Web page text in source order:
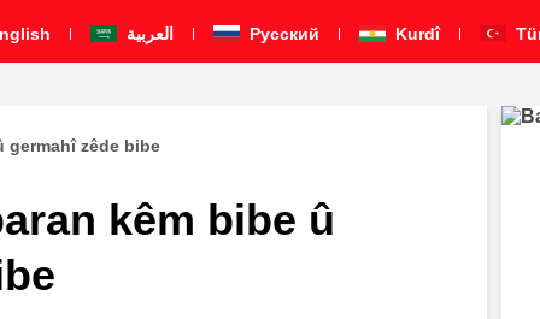
العربية Pусский Kurdî
germahî zêde bibe
kêm bibe û